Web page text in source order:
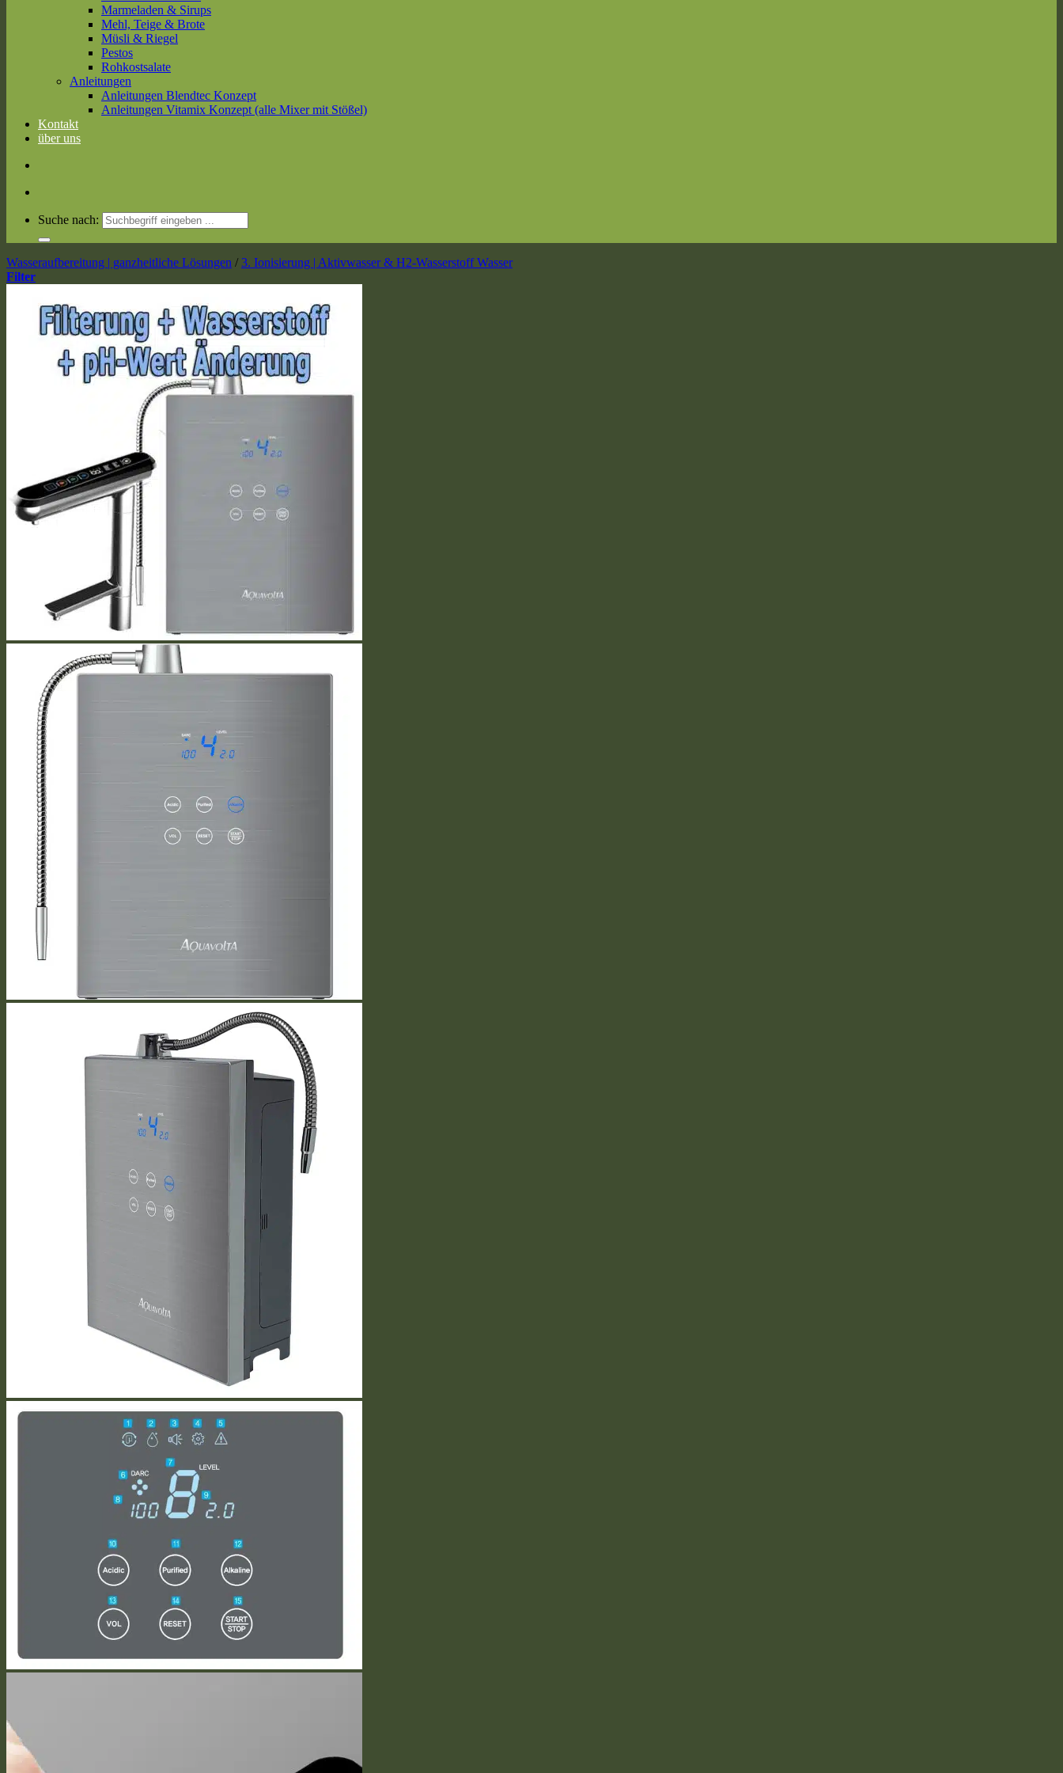
Marmeladen & Sirups
Mehl, Teige & Brote
Müsli & Riegel
Pestos
Rohkostsalate
Anleitungen
Anleitungen Blendtec Konzept
Anleitungen Vitamix Konzept (alle Mixer mit Stößel)
Kontakt
über uns
Suche nach:
Wasseraufbereitung | ganzheitliche Lösungen / 3. Ionisierung | Aktivwasser & H2-Wasserstoff Wasser
Filter